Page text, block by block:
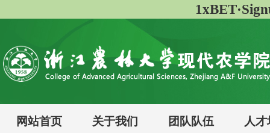
网站首页 关于我们 团队队伍 人